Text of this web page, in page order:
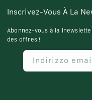
Inscrivez-Vous À La
Abonnez-vous à la
des offres !
Indirizzo